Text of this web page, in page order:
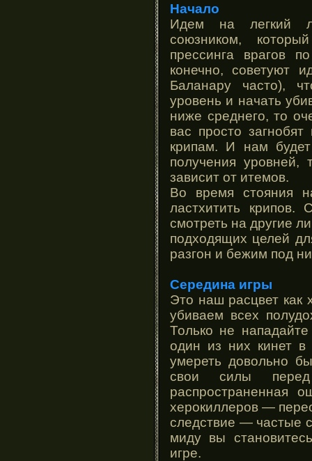
Начало
Идем на легкий
союзником,
прессинга врагов
конечно, советуют
Баланару часто),
уровень и начать
ниже среднего, то
вас просто
крипам. И нам
получения уровней,
зависит от итемов.
Во время стояния
ластхитить крипов.
смотреть на другие
подходящих целей
разгон и бежим под
Середина игры
Это наш расцвет как
убиваем всех
Только не
один из них кинет
умереть довольно
свои силы
распространенная
херокиллеров —
следствие — частые
миду вы
игре.